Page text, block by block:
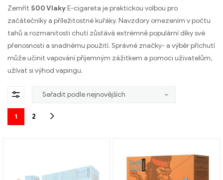
Zemřít 500 VlakyE-cigareta je praktickou volbou pro
začátečníky a příležitostné kuřáky. Navzdory omezením v počtu
tahů a rozmanitosti chutí zůstává extrémně populární díky své
přenosnosti a snadnému použití. Správné značky- a výběr příchutí
může učinit vapování příjemným zážitkem a pomoci uživatelům,
užívat si výhod vapingu.
1 2